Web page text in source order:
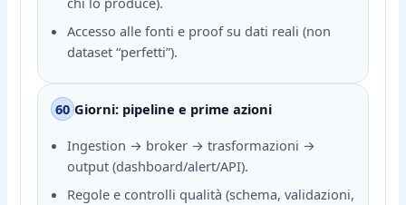
Accesso alle fonti e proof su dati reali (non
dataset “perfetti”).
60 Giorni: pipeline e prime azioni
Ingestion → broker → trasformazioni →
output (dashboard/alert/API).
Regole e controlli qualità (schema, validazioni,